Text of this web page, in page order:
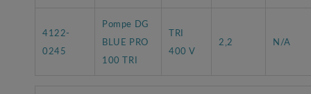
4122-
0245
Pompe DG
BLUE PRO
100 TRI
TRI
400 V
2,2 N/A